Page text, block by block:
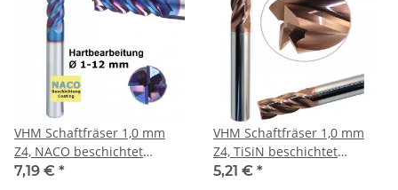
VHM Schaftfräser 1,0 mm
Z4, NACO beschichtet
scharfkantig
7,19 € *
VHM Schaftfräser 1,0 mm
Z4, TiSiN beschichtet
scharfkantig
5,21 € *